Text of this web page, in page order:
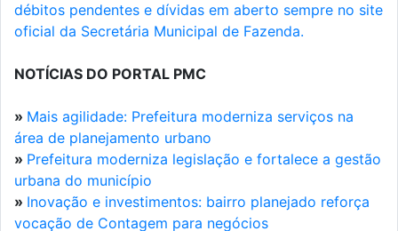
débitos pendentes e dívidas em aberto sempre no site
oficial da Secretária Municipal de Fazenda.
NOTÍCIAS DO PORTAL PMC
» Mais agilidade: Prefeitura moderniza serviços na
área de planejamento urbano
» Prefeitura moderniza legislação e fortalece a gestão
urbana do município
» Inovação e investimentos: bairro planejado reforça
vocação de Contagem para negócios